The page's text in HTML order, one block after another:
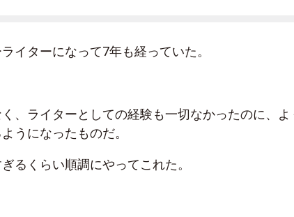
イターになって7年も経っていた。
、ライターとしての経験も一切なかったのに、よ
うになったものだ。
るくらい順調にやってこれた。